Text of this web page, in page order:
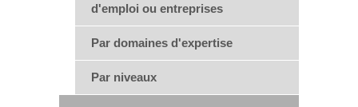
d'emploi ou entreprises
Par domaines d'expertise
Par niveaux